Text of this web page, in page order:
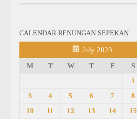
CALENDAR RENUNGAN SEPEKAN
July 2023
M T W T F S
1
3
4 5 6 7 8
10
11 12 13 14 15